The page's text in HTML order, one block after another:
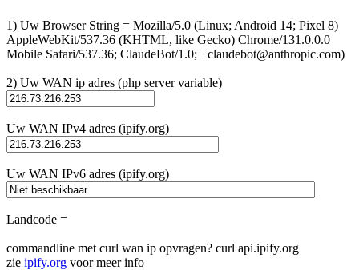
1) Uw Browser String = Mozilla/5.0 (Linux; Android 14; Pixel 8)
AppleWebKit/537.36 (KHTML, like Gecko) Chrome/131.0.0.0
Mobile Safari/537.36; ClaudeBot/1.0; +claudebot@anthropic.com)
2) Uw WAN ip adres (php server variable)
Uw WAN IPv4 adres (ipify.org)
Uw WAN IPv6 adres (ipify.org)
Landcode =
commandline met curl wan ip opvragen? curl api.ipify.org
zie ipify.org voor meer info